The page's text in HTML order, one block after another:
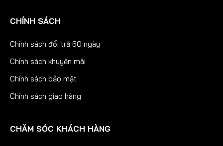
CHÍNH SÁCH
Chính sách đổi trả 60 ngày
Chính sách khuyến mãi
Chính sách bảo mật
Chính sách giao hàng
CHĂM SÓC KHÁCH HÀNG